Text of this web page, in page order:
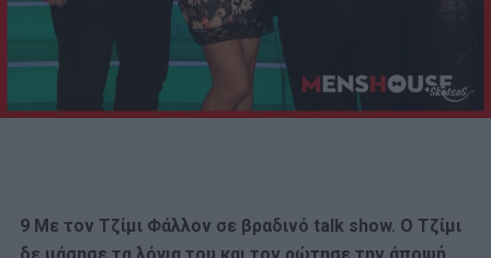
9 Με τον Τζίμι Φάλλον σε βραδινό talk show. Ο Τζίμι